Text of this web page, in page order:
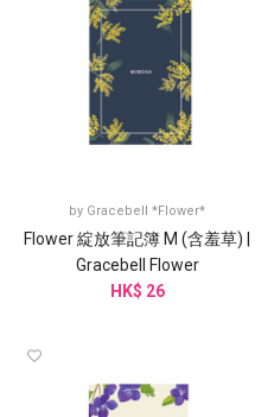
by Gracebell *Flower*
Flower 綻放筆記簿 M (含羞草) |
Gracebell Flower
HK$ 26